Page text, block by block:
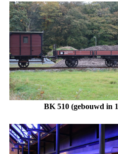
BK 510 (gebouwd in